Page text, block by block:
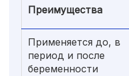
Преимущества
Применяется до, в
период и после
беременности